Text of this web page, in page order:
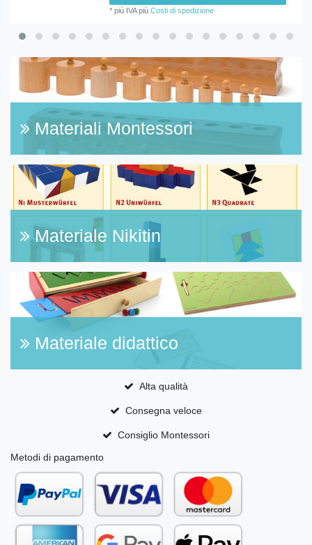
*più IVApiùCosti di spedizione
Materiali Montessori
Materiale Nikitin
Materiale didattico
Alta qualità
Consegna veloce
Consiglio Montessori
Metodi di pagamento